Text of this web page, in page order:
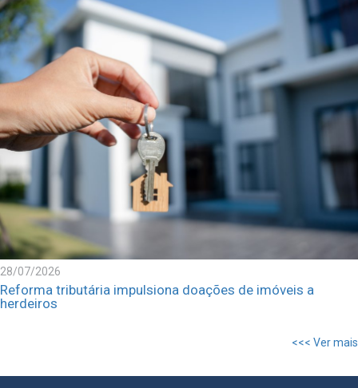
28/07/2026
Reforma tributária impulsiona doações de imóveis a
herdeiros
<<< Ver mais